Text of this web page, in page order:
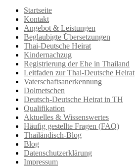
Startseite
Kontakt
Angebot & Leistungen
Beglaubigte Übersetzungen
Thai-Deutsche Heirat
Kindernachzug
Registrierung der Ehe in Thailand
Leitfaden zur Thai-Deutsche Heirat
Vaterschaftsanerkennung
Dolmetschen
Deutsch-Deutsche Heirat in TH
Qualifikation
Aktuelles & Wissenswertes
Häufig gestellte Fragen (FAQ)
Thailändisch-Blog
Blog
Datenschutzerklärung
Impressum